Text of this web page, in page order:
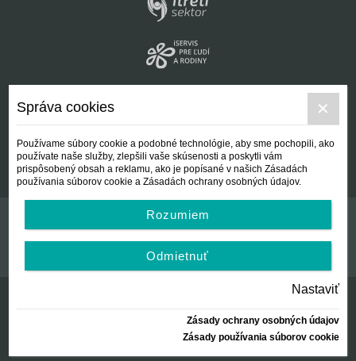
Kontakt
Všeobecné podmienky
© Centrálna nezisková spoločnosť | since 2012
Správa cookies
Používame súbory cookie a podobné technológie, aby sme pochopili, ako
používate naše služby, zlepšili vaše skúsenosti a poskytli vám
prispôsobený obsah a reklamu, ako je popísané v našich Zásadách
používania súborov cookie a Zásadách ochrany osobných údajov.
Rozumiem
Odmietnuť
Nastaviť
Zásady ochrany osobných údajov
Zásady používania súborov cookie